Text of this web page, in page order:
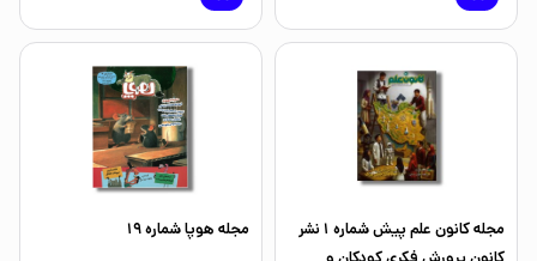
مجله کانون علم پیش شماره 1 نشر
مجله هوپا شماره 19